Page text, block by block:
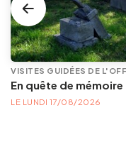
VISITES GUIDÉES DE
LE LUNDI 17/08/2026